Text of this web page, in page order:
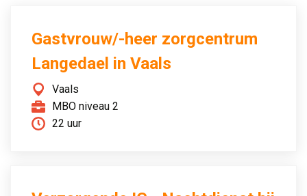
Gastvrouw/-heer zorgcentrum
Langedael in Vaals
Vaals
MBO niveau 2
22 uur